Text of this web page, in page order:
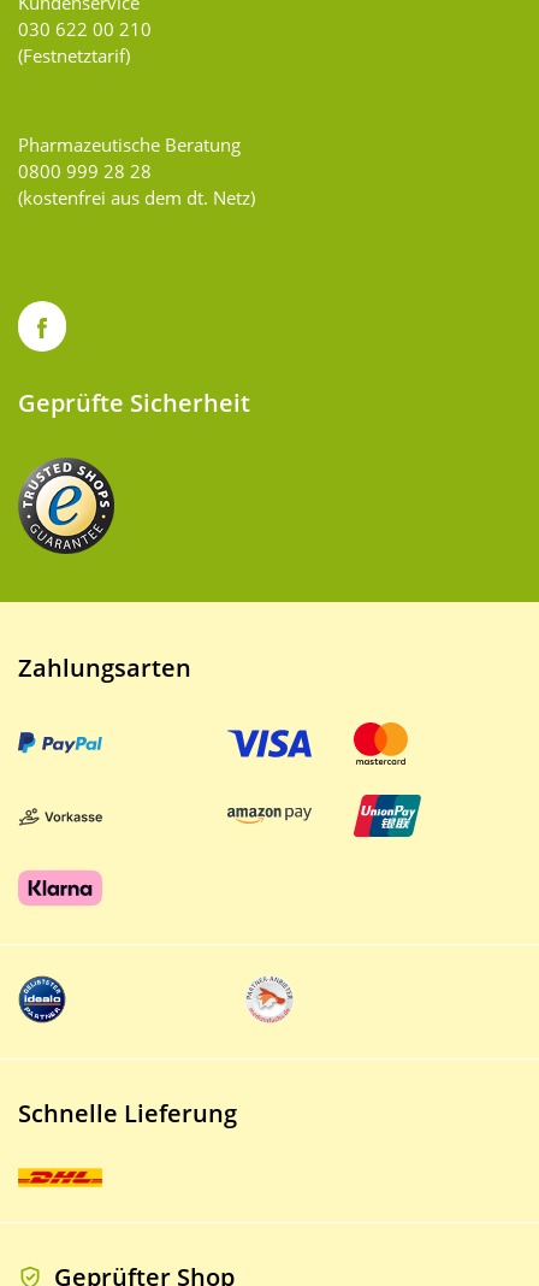
030 622 00 210
(Festnetztarif)
Pharmazeutische Beratung
0800 999 28 28
(kostenfrei aus dem dt. Netz)
Geprüfte Sicherheit
Zahlungsarten
Schnelle Lieferung
Geprüfter Shop